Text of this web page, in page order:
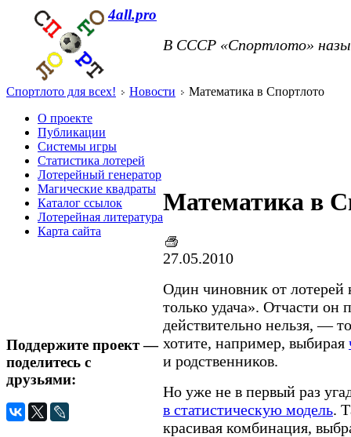
4all.pro
В СССР «Спортлото»
Спортлото для всех! Новости
Математика в Спортлото
О проекте
Публикации
Системы игры
Статистика лотерей
Лотерейный генератор
Магические квадраты
Каталог ссылок
Лотерейная литература
Карта сайта
Поддержите проект —
поделитесь с
друзьями:
Математика в
27.05.2010
Один чиновник от лотерей
только удача». Отчасти
действительно нельзя, —
хотите, например, выбирая
и родственников.
Но уже не в первый раз
в статистическую модель.
красивая комбинация,